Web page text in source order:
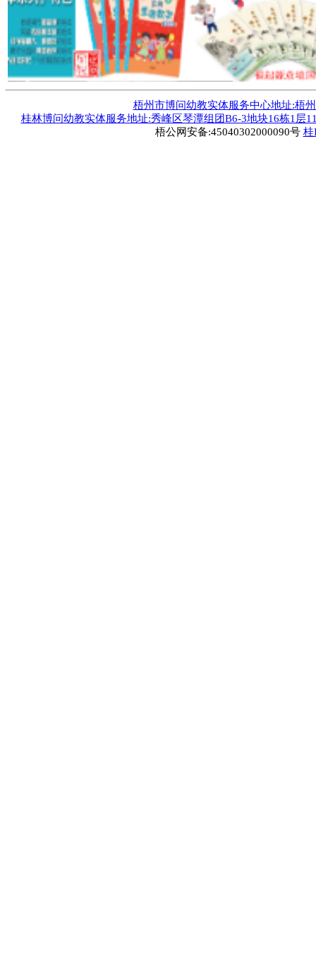
梧州市博问幼教实体服务中心地址:梧
桂林博问幼教实体服务地址:秀峰区琴潭组团B6-3地块16栋1层
梧公网安备:45040302000090号 桂